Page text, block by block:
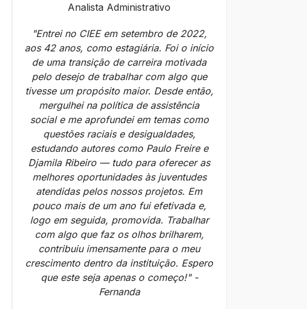
Analista Administrativo
"Entrei no CIEE em setembro de 2022,
aos 42 anos, como estagiária. Foi o início
de uma transição de carreira motivada
pelo desejo de trabalhar com algo que
tivesse um propósito maior. Desde então,
mergulhei na política de assistência
social e me aprofundei em temas como
questões raciais e desigualdades,
estudando autores como Paulo Freire e
Djamila Ribeiro — tudo para oferecer as
melhores oportunidades às juventudes
atendidas pelos nossos projetos. Em
pouco mais de um ano fui efetivada e,
logo em seguida, promovida. Trabalhar
com algo que faz os olhos brilharem,
contribuiu imensamente para o meu
crescimento dentro da instituição. Espero
que este seja apenas o começo!" -
Fernanda